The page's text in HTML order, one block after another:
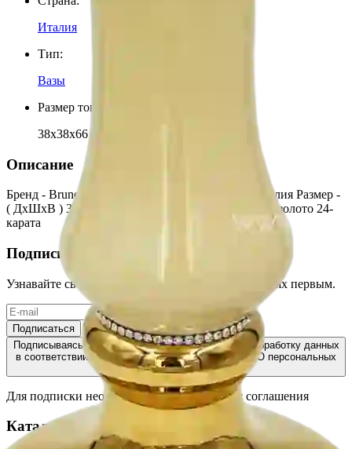
Италия
Тип:
Вазы
Размер товара (ДxШxВ)
38x38x66
Описание
Бренд - Bruno Costenaro Коллекция - Страна - Италия Размер -
( ДхШхВ ) 38х38х66 Материал - керамика Декор - золото 24-
карата
Подписывайтесь!
Узнавайте свежую информацию о скидках и акциях первым.
Подписаться
Подписываясь на рассылку, Вы соглашаетесь на обработку данных
в соответствии с ФЗ РФ от 27.07.2006, №152 ФЗ "О персональных
данных"
Для подписки необходимо принять условия соглашения
Каталог